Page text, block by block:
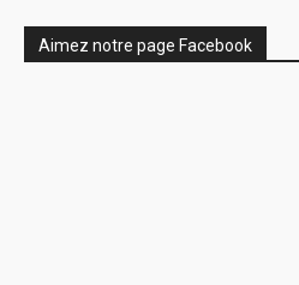
Aimez notre page Facebook